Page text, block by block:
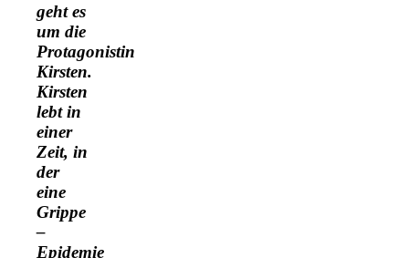
geht es
um die
Protagonistin
Kirsten.
Kirsten
lebt in
einer
Zeit, in
der
eine
Grippe
–
Epidemie